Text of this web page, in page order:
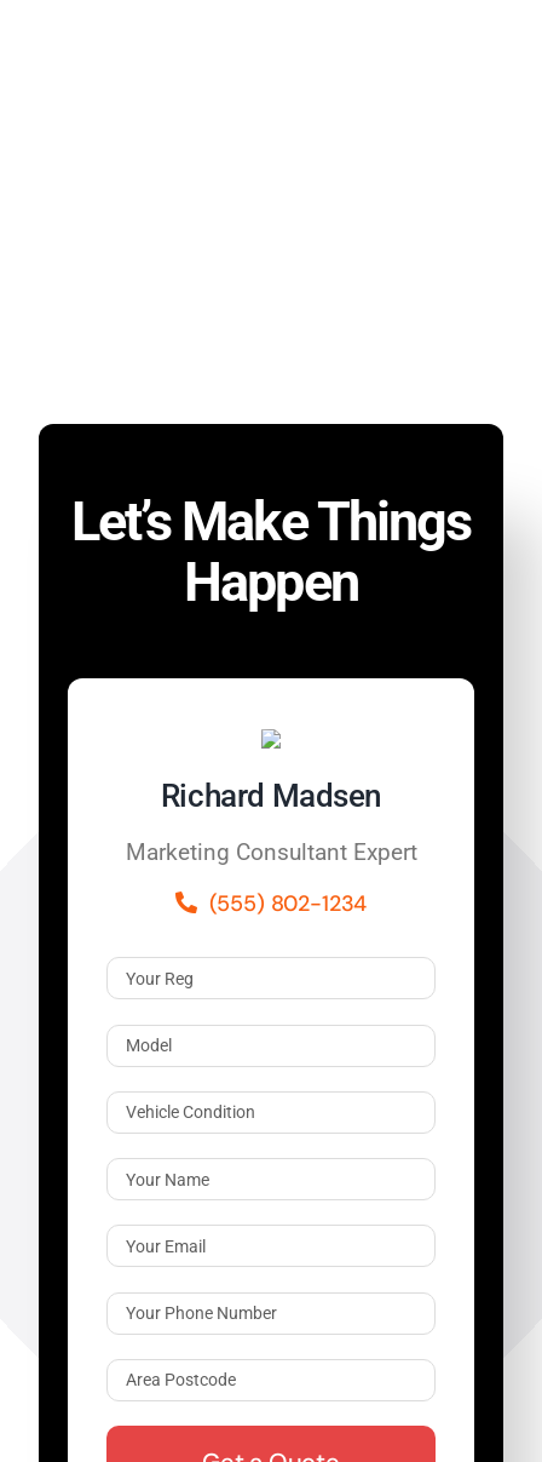
Let’s Make Things
Happen
Richard Madsen
Marketing Consultant Expert
(555) 802-1234